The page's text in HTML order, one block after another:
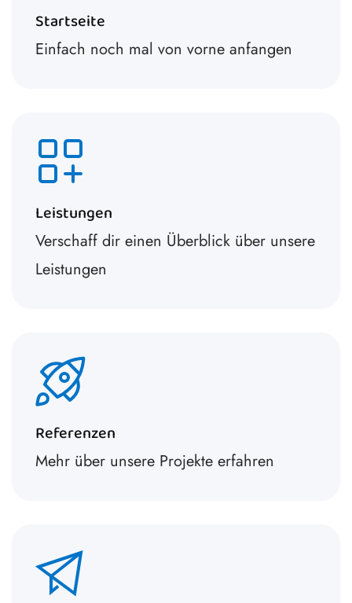
Startseite
Einfach noch mal von vorne anfangen
Leistungen
Verschaff dir einen Überblick über unsere
Leistungen
Referenzen
Mehr über unsere Projekte erfahren